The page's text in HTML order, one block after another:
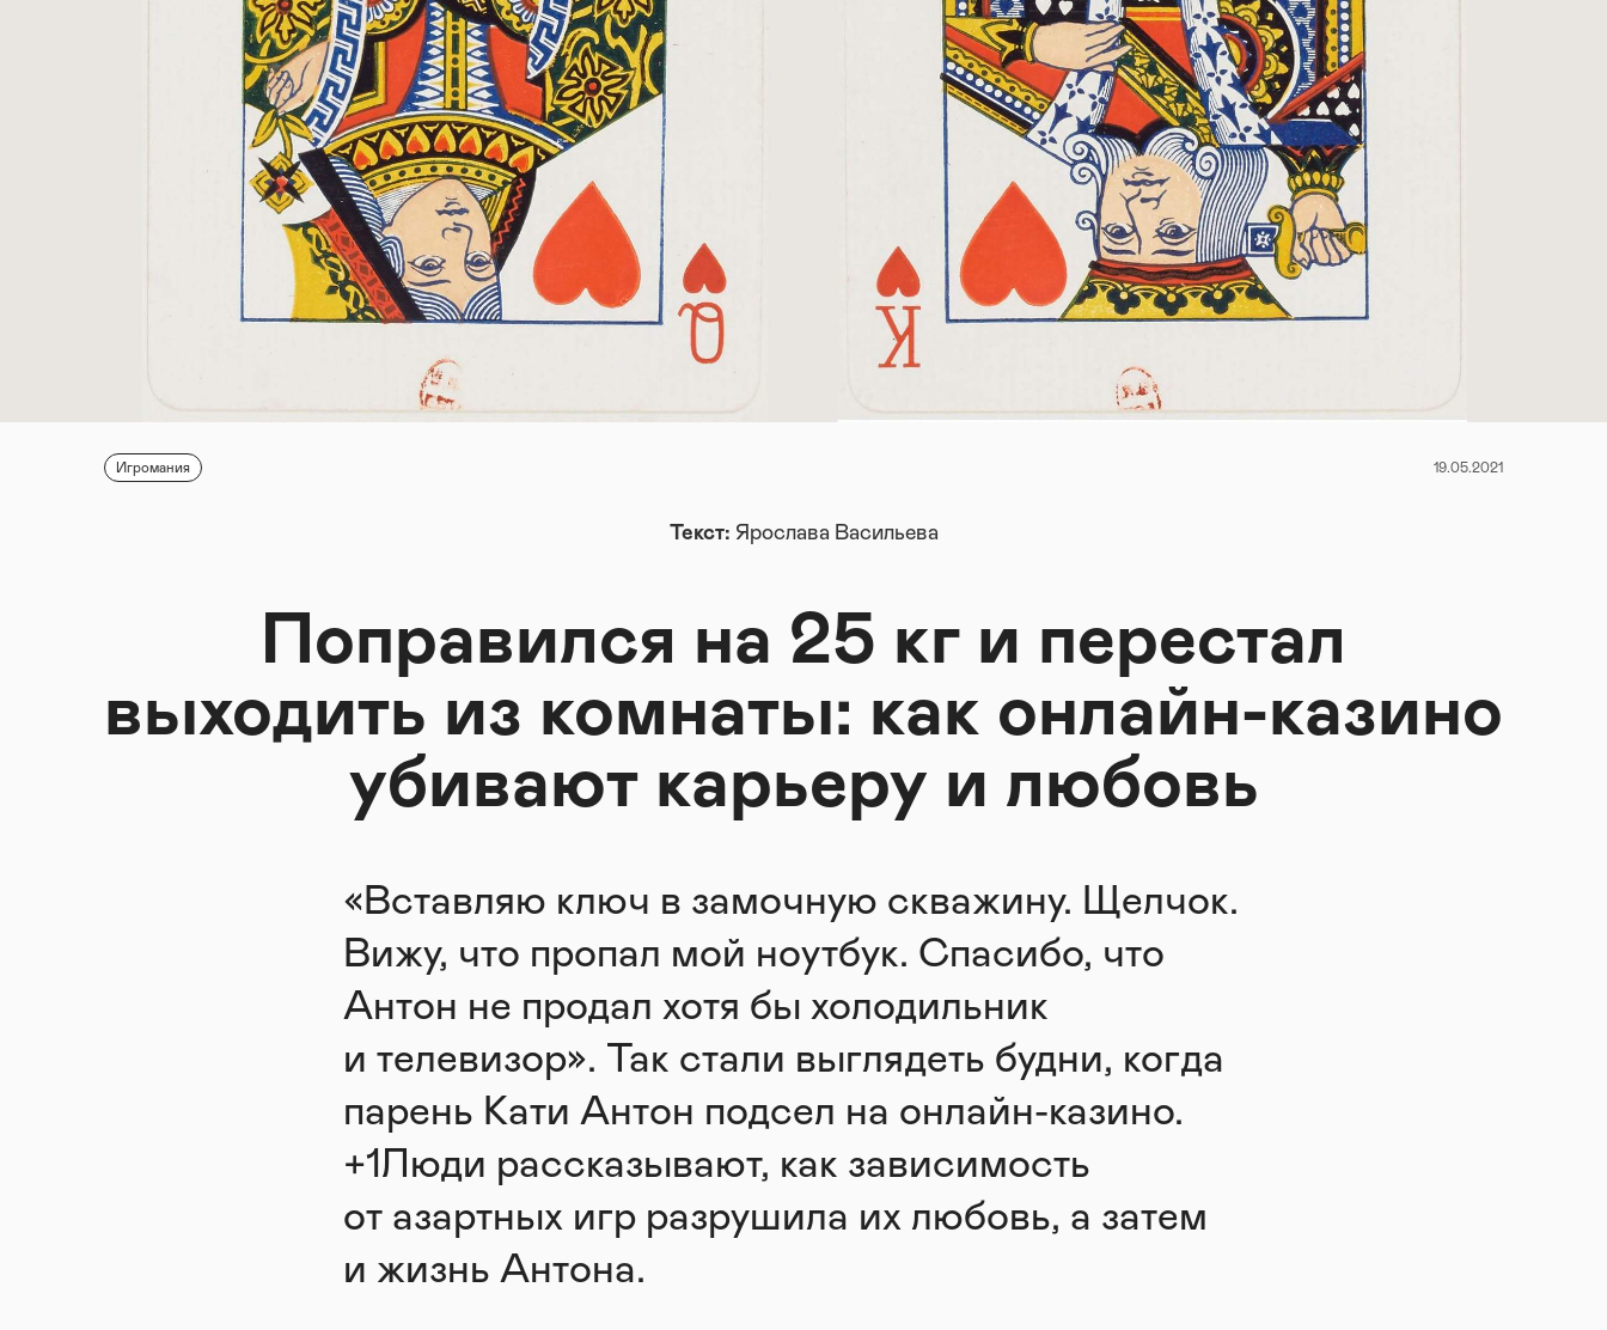
Игромания 19.05.2021
Текст: Ярослава Васильева
Поправился на 25 кг и перестал
выходить из комнаты: как онлайн-казино
убивают карьеру и любовь
«Вставляю ключ в замочную скважину. Щелчок.
Вижу, что пропал мой ноутбук. Спасибо, что
Антон не продал хотя бы холодильник
и телевизор». Так стали выглядеть будни, когда
парень Кати Антон подсел на онлайн-казино.
+1Люди рассказывают, как зависимость
от азартных игр разрушила их любовь, а затем
и жизнь Антона.